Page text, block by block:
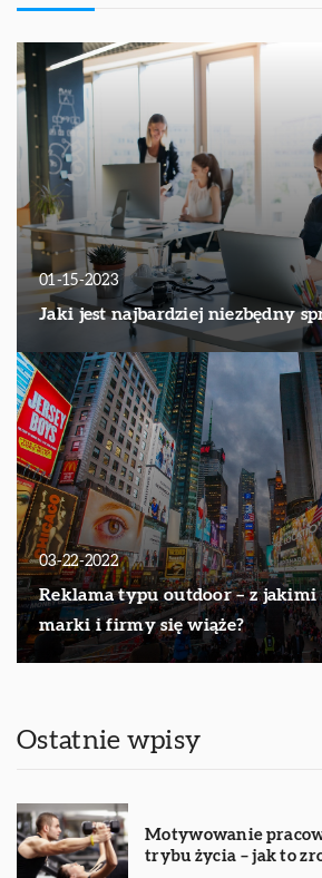
01-15-2023
Jaki jest najbardziej niezbędny
03-22-2022
Reklama typu outdoor – z jakimi
marki i firmy się wiąże?
Ostatnie wpisy
Motywowanie
trybu życia – jak to